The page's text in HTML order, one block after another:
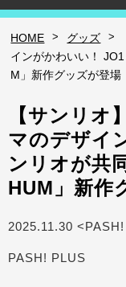
HOME > グッズ >
インがかわいい！
M」新作グッズが登場
【サンリオ
マのデザイ
ンリオが共
HUM」新作
2025.11.30
PASH! PLUS